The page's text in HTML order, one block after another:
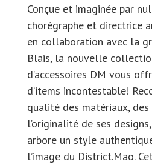
Conçue et imaginée par
chorégraphe et directrice
en collaboration avec la
Blais, la nouvelle
d’accessoires DM vous
d’items incontestable!
qualité des matériaux,
l’originalité de ses
arbore un style
l’image du District.Mao.